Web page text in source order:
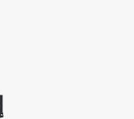
سنضرب إيران بقوة